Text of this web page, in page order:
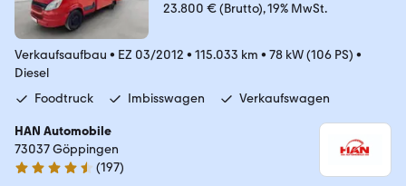
23.800 € (Brutto) 19% MwSt.
Verkaufsaufbau • EZ 03/2012 • 115.033 km • 78 kW (106 PS) •
Diesel
Foodtruck
Imbisswagen Verkaufswagen
HAN Automobile
73037 Göppingen
4.7 Sterne
(197)